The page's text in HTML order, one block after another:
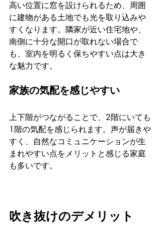
高い位置に窓を設けられるため、周囲
に建物がある土地でも光を取り込みや
すくなります。隣家が近い住宅地や、
南側に十分な開口が取れない場合で
も、室内を明るく保ちやすい点は大き
な魅力です。
家族の気配を感じやすい
上下階がつながることで、2階にいても
1階の気配を感じられます。声が届きや
すく、自然なコミュニケーションが生
まれやすい点をメリットと感じる家庭
も多いです。
吹き抜けのデメリット